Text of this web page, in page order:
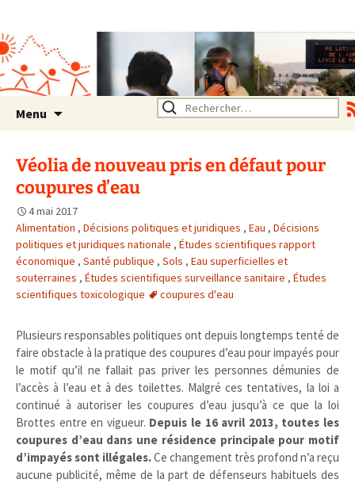
Rhône Alpes
Un environnement sain pour
la santé de tous
Menu Rechercher :
Véolia de nouveau pris en défaut pour
coupures d’eau
4 mai 2017
Alimentation , Décisions politiques et juridiques , Eau , Décisions
politiques et juridiques nationale , Études scientifiques rapport
économique , Santé publique , Sols , Eau superficielles et
souterraines , Études scientifiques surveillance sanitaire , Études
scientifiques toxicologique
coupures d'eau
Plusieurs responsables politiques ont depuis longtemps tenté de
faire obstacle à la pratique des coupures d’eau pour impayés pour
le motif qu’il ne fallait pas priver les personnes démunies de
l’accès à l’eau et à des toilettes. Malgré ces tentatives, la loi a
continué à autoriser les coupures d’eau jusqu’à ce que la loi
Brottes entre en vigueur. Depuis le 16 avril 2013, toutes les
coupures d’eau dans une résidence principale pour motif
d’impayés sont illégales.Ce changement très profond n’a reçu
aucune publicité, même de la part de défenseurs habituels des